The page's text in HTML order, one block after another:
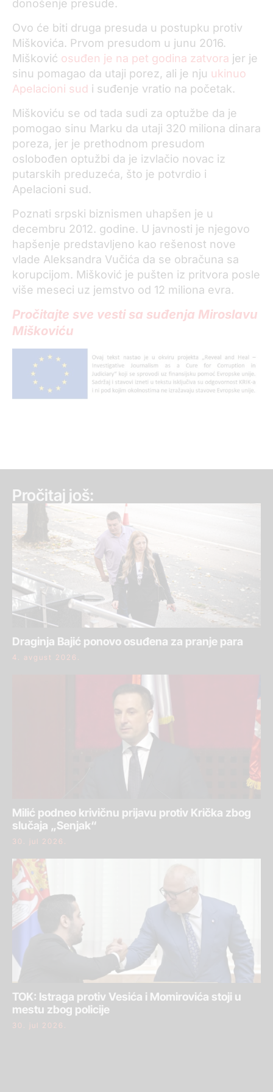
donošenje presude.
Ovo će biti druga presuda u postupku protiv
Miškovića. Prvom presudom u junu 2016.
Mišković osuđen je na pet godina zatvora jer je
sinu pomagao da utaji porez, ali je nju ukinuo
Apelacioni sud i suđenje vratio na početak.
Miškoviću se od tada sudi za optužbe da je
pomogao sinu Marku da utaji 320 miliona dinara
poreza, jer je prethodnom presudom
oslobođen optužbi da je izvlačio novac iz
putarskih preduzeća, što je potvrdio i
Apelacioni sud.
Poznati srpski biznismen uhapšen je u
decembru 2012. godine. U javnosti je njegovo
hapšenje predstavljeno kao rešenost nove
vlade Aleksandra Vučića da se obračuna sa
korupcijom. Mišković je pušten iz pritvora posle
više meseci uz jemstvo od 12 miliona evra.
Pročitajte sve vesti sa suđenja Miroslavu
Miškoviću
Pročitaj još:
Draginja Bajić ponovo osuđena za pranje para
4. avgust 2026.
Milić podneo krivičnu prijavu protiv Krička zbog
slučaja „Senjak“
30. jul 2026.
TOK: Istraga protiv Vesića i Momirovića stoji u
mestu zbog policije
30. jul 2026.